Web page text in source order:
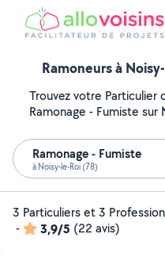
Ramoneurs à
Trouvez votre Particulier
Ramonage - Fumiste sur
Ramonage - Fumiste
à Noisy-le-Roi (78)
3 Particuliers et 3
-
3,9/5 (22 avis)